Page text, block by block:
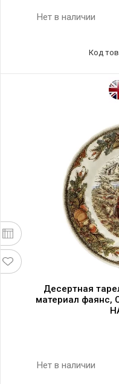
Нет в наличии
Код
Десертная
материал фаянс,
Нет в наличии